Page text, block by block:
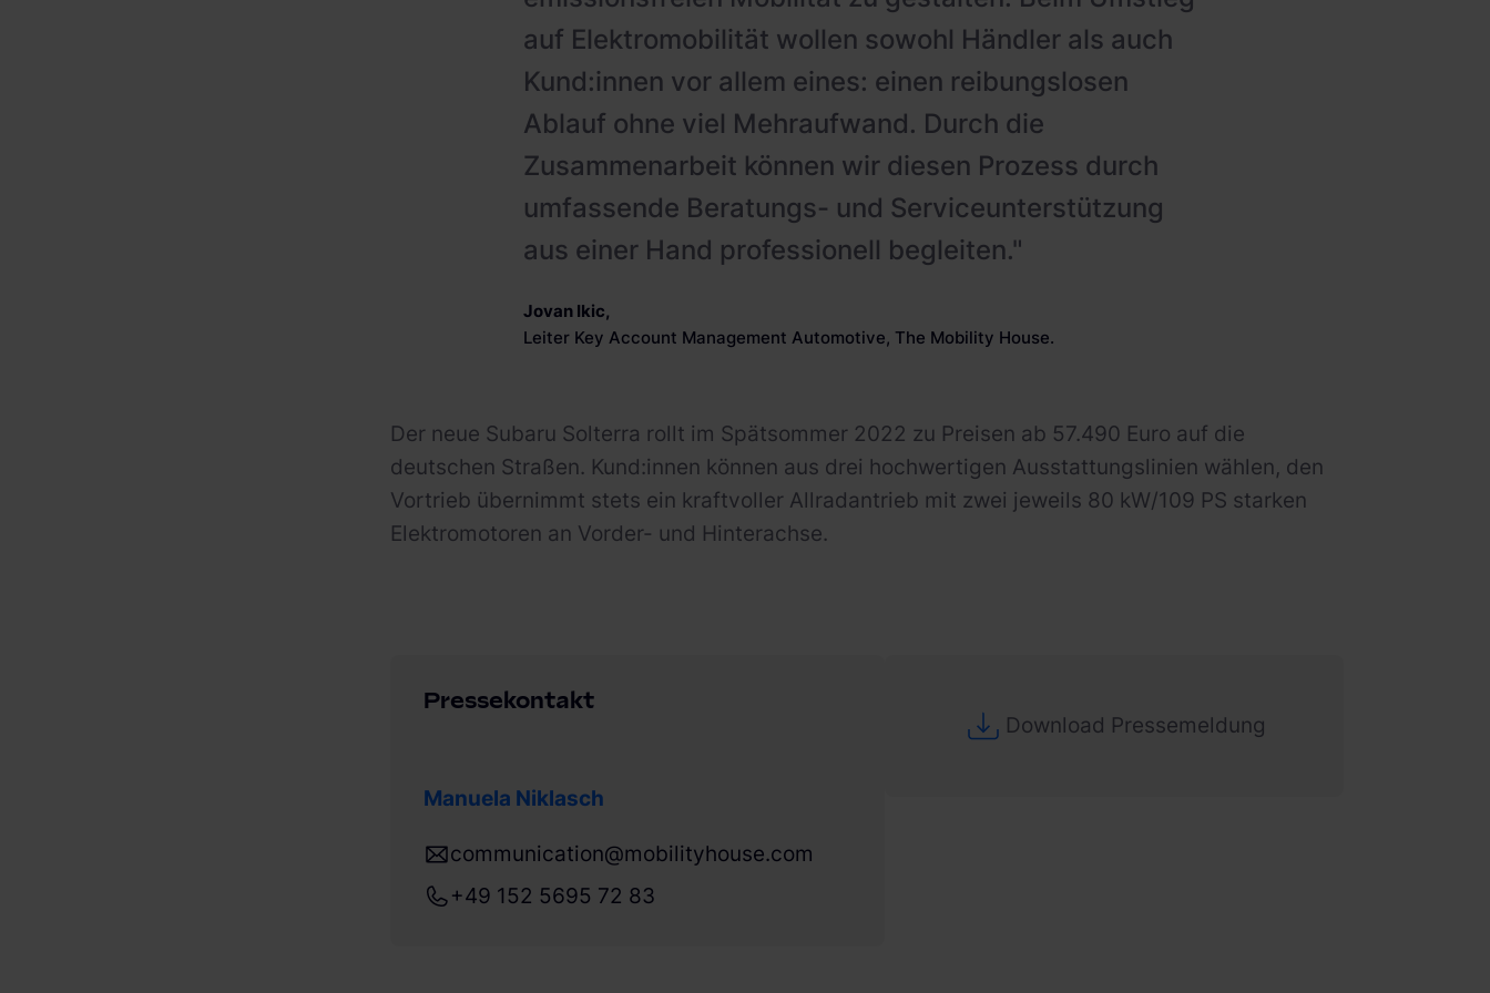
auf Elektromobilität wollen sowohl Händler als auch
Kund:innen vor allem eines: einen reibungslosen
Ablauf ohne viel Mehraufwand. Durch die
Zusammenarbeit können wir diesen Prozess durch
umfassende Beratungs- und Serviceunterstützung
aus einer Hand professionell begleiten."
Jovan Ikic,
Leiter Key Account Management Automotive, The Mobility House.
Der neue Subaru Solterra rollt im Spätsommer 2022 zu Preisen ab 57.490 Euro auf die
deutschen Straßen. Kund:innen können aus drei hochwertigen Ausstattungslinien wählen, den
Vortrieb übernimmt stets ein kraftvoller Allradantrieb mit zwei jeweils 80 kW/109 PS starken
Elektromotoren an Vorder- und Hinterachse.
Pressekontakt
Manuela Niklasch
communication@mobilityhouse.com
+49 152 5695 72 83
Download Pressemeldung